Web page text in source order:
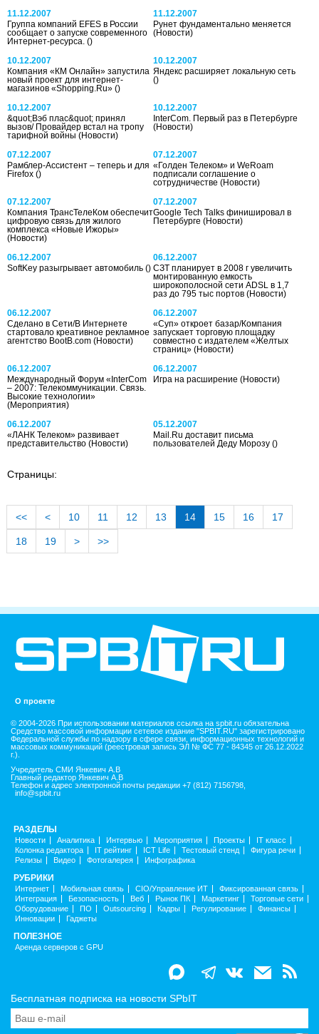
11.12.2007
Группа компаний EFES в России
сообщает о запуске современного
Интернет-ресурса. ()
11.12.2007
Рунет фундаментально меняется
(Новости)
10.12.2007
Компания «КМ Онлайн» запустила
новый проект для интернет-
магазинов «Shopping.Ru» ()
10.12.2007
Яндекс расширяет локальную сеть
()
10.12.2007
&quot;Вэб плас&quot; принял
вызов/ Провайдер встал на тропу
тарифной войны (Новости)
10.12.2007
InterCom. Первый раз в Петербурге
(Новости)
07.12.2007
Рамблер-Ассистент – теперь и для
Firefox ()
07.12.2007
«Голден Телеком» и WeRoam
подписали соглашение о
сотрудничестве(Новости)
07.12.2007
Компания ТрансТелеКом обеспечит
цифровую связь для жилого
комплекса «Новые Ижоры»
(Новости)
07.12.2007
Google Tech Talks финишировал в
Петербурге(Новости)
06.12.2007
SoftKey разыгрывает автомобиль ()
06.12.2007
СЗТ планирует в 2008 г увеличить
монтированную емкость
широкополосной сети ADSL в 1,7
раз до 795 тыс портов(Новости)
06.12.2007
Сделано в Сети/В Интернете
стартовало креативное рекламное
агентство BootB.com (Новости)
06.12.2007
«Суп» откроет базар/Компания
запускает торговую площадку
совместно с издателем «Желтых
страниц»(Новости)
06.12.2007
Международный Форум «InterCom
– 2007: Телекоммуникации. Связь.
Высокие технологии»
(Мероприятия)
06.12.2007
Игра на расширение(Новости)
06.12.2007
«ЛАНК Телеком» развивает
представительство (Новости)
05.12.2007
Mail.Ru доставит письма
пользователей Деду Морозу()
Страницы:
<< < 10 11 12 13 14 15 16 17
18 19 > >>
О проекте
© 2004-2026 При использовании материалов ссылка на spbit.ru обязательна
Средство массовой информации сетевое издание "SPBIT.RU" зарегистрировано
Федеральной службы по надзору в сфере связи, информационных технологий и
массовых коммуникаций (реестровая запись ЭЛ № ФС 77 - 84345 от 26.12.2022
г.).
Учредитель СМИ Янкевич А.В
Главный редактор Янкевич А.В
Телефон и адрес электронной почты редакции +7 (812) 7156798,
info@spbit.ru
РАЗДЕЛЫ
Новости Аналитика Интервью Мероприятия Проекты
IT класс
Колонка редактора
IT рейтинг ICT Life Тестовый стенд
Фигура речи
Релизы
Видео Фотогалерея Инфографика
РУБРИКИ
Интернет Мобильная связь CIO/Управление ИТ
Фиксированная связь
Интеграция
Безопасность Веб Рынок ПК Маркетинг
Торговые сети
Оборудование
ПО Outsourcing Кадры Регулирование
Финансы
Инновации
Гаджеты
ПОЛЕЗНОЕ
Аренда серверов с GPU
Бесплатная подписка на новости SPbIT